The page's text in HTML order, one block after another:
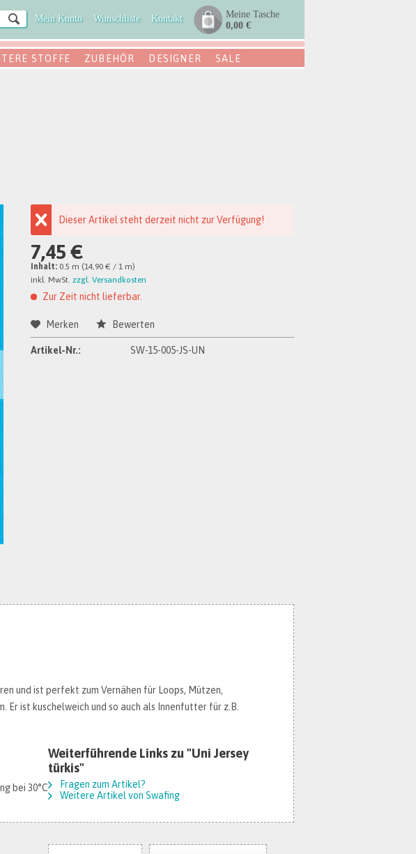
Mein Konto Wunschliste Kontakt
Meine Tasche
0,00 €
STOFFE ZUBEHÖR DESIGNER SALE
Dieser Artikel steht derzeit nicht zur Verfügung!
7,45 €
Inhalt: 0.5 m (14,90 € / 1 m)
inkl. MwSt.zzgl. Versandkosten
Zur Zeit nicht lieferbar.
Merken Bewerten
Artikel-Nr.: SW-15-005-JS-UN
und ist perfekt zum Vernähen für Loops, Mützen,
Er ist kuschelweich und so auch als Innenfutter für z.B.
bei 30°C
Weiterführende Links zu "Uni Jersey
türkis"
Fragen zum Artikel?
Weitere Artikel von Swafing